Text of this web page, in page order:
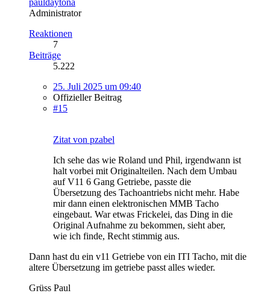
Administrator
Reaktionen
7
Beiträge
5.222
25. Juli 2025 um 09:40
Offizieller Beitrag
#15
Zitat von pzabel
Ich sehe das wie Roland und Phil, irgendwann ist
halt vorbei mit Originalteilen. Nach dem Umbau
auf V11 6 Gang Getriebe, passte die
Übersetzung des Tachoantriebs nicht mehr. Habe
mir dann einen elektronischen MMB Tacho
eingebaut. War etwas Frickelei, das Ding in die
Original Aufnahme zu bekommen, sieht aber,
wie ich finde, Recht stimmig aus.
Dann hast du ein v11 Getriebe von ein ITI Tacho, mit die
altere Übersetzung im getriebe passt alles wieder.
Grüss Paul